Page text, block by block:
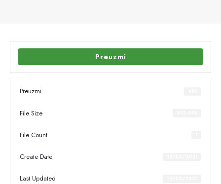
Preuzmi
Preuzmi
File Size
File Count
Create Date
Last Updated